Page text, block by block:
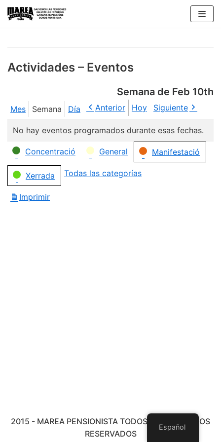
Saltar
Actividades – Eventos
Semana de Feb 10th
Mes Semana Día Anterior Hoy Siguiente
No hay eventos programados durante esas fechas.
Categorías
Concentració General Manifestació
Xerrada Todas las categorías
Imprimir
2015 - MAREA PENSIONISTA TODOS LOS DERECHOS
RESERVADOS
Español